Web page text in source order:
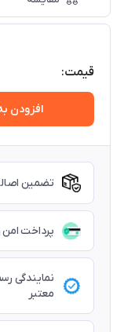
قیمت:
افزودن
تضمین
پرداخت
نمایندگی
معتبر